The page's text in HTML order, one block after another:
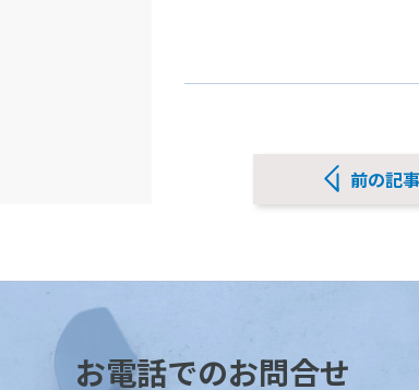
前の記
お電話でのお問合せ